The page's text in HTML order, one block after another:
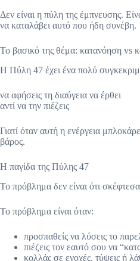
Δεν είναι η πύλη της έμπνευσης.
να καταλάβει αυτό που ήδη συνέβη.
Το βασικό της θέμα: κατανόηση vs
Η Πύλη 47 έχει ένα πολύ
να αφήσεις τη διαύγεια να έρθει
αντί να την πιέζεις
Γιατί όταν αυτή η ενέργεια
βάρος.
Η παγίδα της Πύλης 47
Το πρόβλημα δεν είναι ότι
Το πρόβλημα είναι όταν:
προσπαθείς να λύσεις το
πιέζεις τον εαυτό σου να
κολλάς σε ενοχές, τύψεις ή